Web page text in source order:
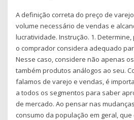
A definição correta do preço de
volume necessário de vendas e
lucratividade. Instrução. 1.
o comprador considera adequado
Nesse caso, considere não apenas
também produtos análogos ao seu.
falamos de varejo e vendas, é
a todos os segmentos para saber
de mercado. Ao pensar nas
consumo da população em geral,